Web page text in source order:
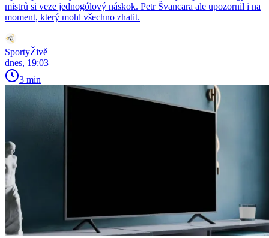
mistrů si veze jednogólový náskok. Petr Švancara ale upozornil i na
moment, který mohl všechno zhatit.
SportyŽivě
dnes, 19:03
3 min